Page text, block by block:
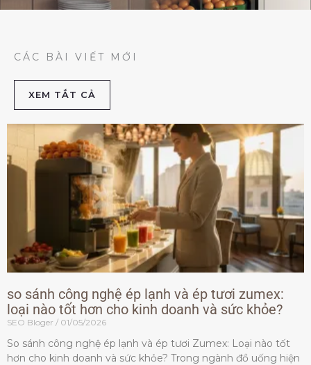
CÁC BÀI VIẾT MỚI
XEM TẮT CẢ
so sánh công nghệ ép lạnh và ép tươi zumex:
loại nào tốt hơn cho kinh doanh và sức khỏe?
SEO Bloger 01/05/2026
So sánh công nghệ ép lạnh và ép tươi Zumex: Loại nào tốt
hơn cho kinh doanh và sức khỏe? Trong ngành đồ uống hiện